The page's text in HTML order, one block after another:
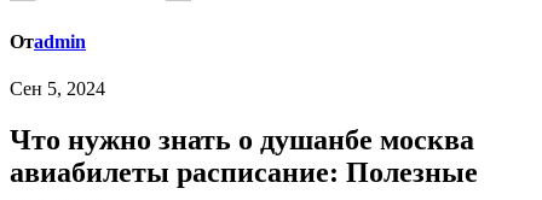
Отadmin
Сен 5, 2024
Что нужно знать о душанбе москва
авиабилеты расписание: Полезные